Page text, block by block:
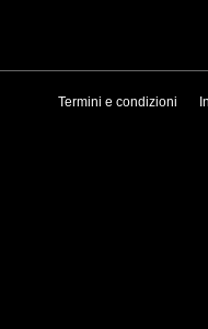
Termini e condizioni